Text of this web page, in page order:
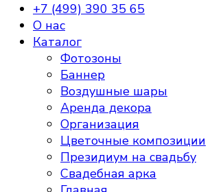
+7 (499) 390 35 65
О нас
Каталог
Фотозоны
Баннер
Воздушные шары
Аренда декора
Организация
Цветочные композиции
Президиум на свадьбу
Свадебная арка